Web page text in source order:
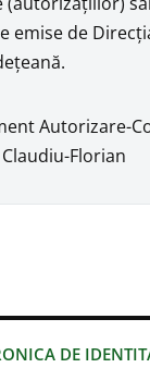
DE
emise de
Autorizare-
Florian